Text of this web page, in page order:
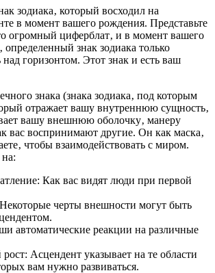
зодиака‚ который восходил на
в момент вашего рождения. Представьте
огромный циферблат‚ и в момент вашего
определенный знак зодиака только
горизонтом. Этот знак и есть ваш
знака (знака зодиака‚ под которым
отражает вашу внутреннюю сущность‚
вашу внешнюю оболочку‚ манеру
вас воспринимают другие. Он как маска‚
чтобы взаимодействовать с миром.
Как вас видят люди при первой
черты внешности могут быть
автоматические реакции на различные
Асцендент указывает на те области
вам нужно развиваться.